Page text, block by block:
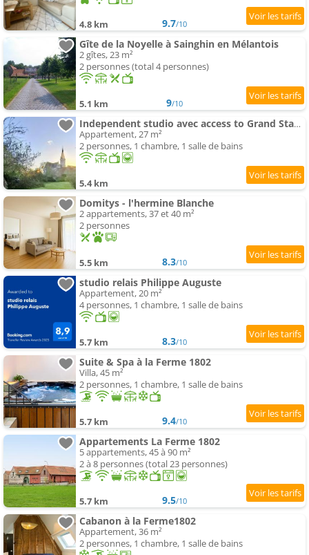
4.8 km 9.7/10
Gîte de la Noyelle à Sainghin en Mélantois
2 gîtes, 23 m²
2 personnes (total 4 personnes)
5.1 km 9/10
Independent studio avec access to Grand Stade & Grand Palais
Appartement, 27 m²
2 personnes, 1 chambre, 1 salle de bains
5.4 km
Domitys - l'hermine Blanche
2 appartements, 37 et 40 m²
2 personnes
5.5 km 8.3/10
studio relais Philippe Auguste
Appartement, 20 m²
4 personnes, 1 chambre, 1 salle de bains
5.7 km 8.3/10
Suite & Spa à la Ferme 1802
Villa, 45 m²
2 personnes, 1 chambre, 1 salle de bains
5.7 km 9.4/10
Appartements La Ferme 1802
5 appartements, 45 à 90 m²
2 à 8 personnes (total 23 personnes)
5.7 km 9.5/10
Cabanon à la Ferme1802
Appartement, 36 m²
2 personnes, 1 chambre, 1 salle de bains